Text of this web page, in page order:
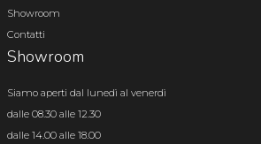
Showroom
Contatti
Showroom
Siamo aperti dal lunedì al venerdì
dalle 08.30 alle 12.30
dalle 14.00 alle 18.00